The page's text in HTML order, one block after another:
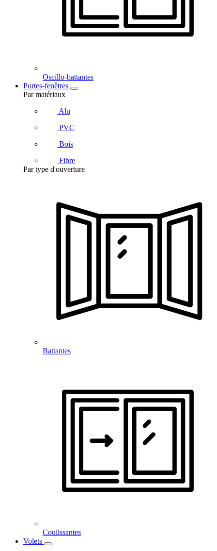
Oscillo-battantes
Portes-fenêtres
Par matériaux
Alu
PVC
Bois
Fibre
Par type d'ouverture
Battantes
Coulissantes
Volets